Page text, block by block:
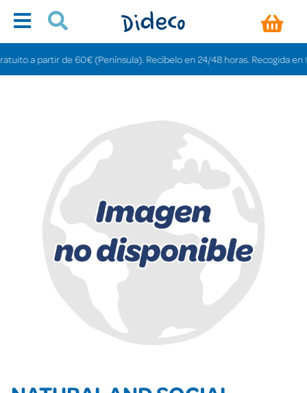
a partir de 60€ (Península). Recíbelo en 24/48 horas. Recogida en